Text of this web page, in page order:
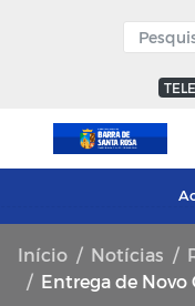
Início Notícias
Entrega de Novo Ônibus